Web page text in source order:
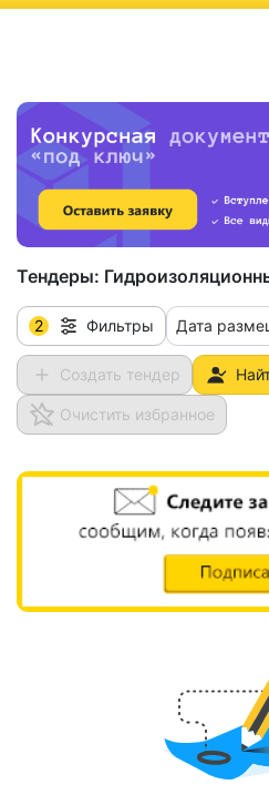
Тендеры:
2 Фильтры Дата
Создать тендер
Очистить избранное